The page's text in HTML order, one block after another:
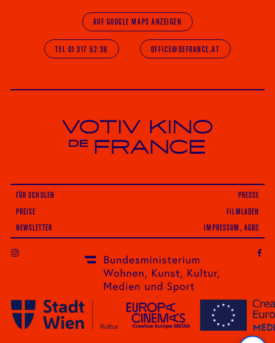
AUF GOOGLE MAPS ANZEIGEN
TEL 01 317 52 36 OFFICE@DEFRANCE.AT
Votiv Kino und Kino De France in Wien
FÜR SCHULEN
PRESSE
PREISE
FILMLADEN
NEWSLETTER IMPRESSUM, AGBS